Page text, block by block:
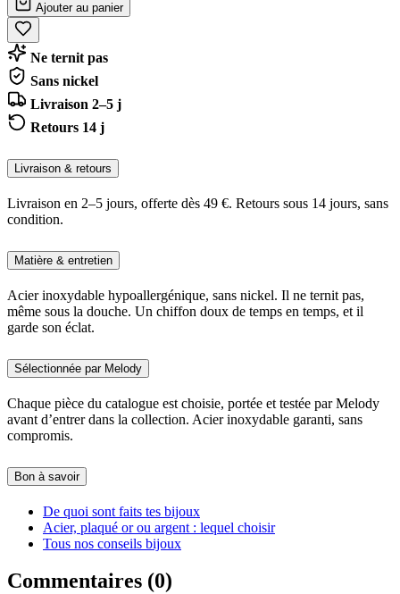
Ajouter au panier
Ne ternit pas
Sans nickel
Livraison 2–5 j
Retours 14 j
Livraison & retours
Livraison en 2–5 jours, offerte dès 49 €. Retours sous 14 jours, sans
condition.
Matière & entretien
Acier inoxydable hypoallergénique, sans nickel. Il ne ternit pas,
même sous la douche. Un chiffon doux de temps en temps, et il
garde son éclat.
Sélectionnée par Melody
Chaque pièce du catalogue est choisie, portée et testée par Melody
avant d’entrer dans la collection. Acier inoxydable garanti, sans
compromis.
Bon à savoir
De quoi sont faits tes bijoux
Acier, plaqué or ou argent : lequel choisir
Tous nos conseils bijoux
Commentaires (0)